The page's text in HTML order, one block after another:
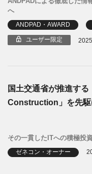
へ
ANDPAD・AWARD
ユーザー限定
国土交通省が推進する
Construction」を先駆
その一貫したITへの積極投
ゼネコン・オーナー